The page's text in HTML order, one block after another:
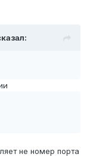
не номер порта